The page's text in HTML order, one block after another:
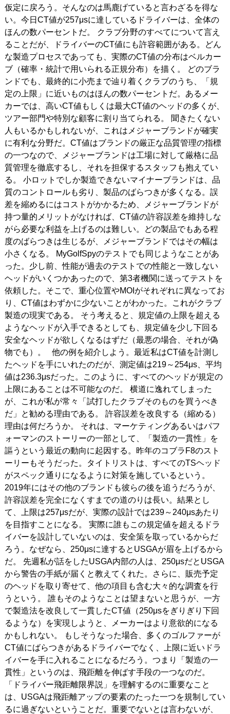
仮定に戻ろう。そんなのは馬鹿げていると言わざるを得な
い。今日CT値が257μsに達しているドライバーは、全体の
ほんの数パーセントだ。 クラブ分野のすべてについて言え
ることだが、ドライバーのCT値にも許容範囲がある。どん
な製造プロセスであっても、実際のCT値の分布はベルカー
ブ（確率・統計で用いられる正規分布）を描く。 どのブラ
ンドでも、最終的に小売まで辿り着くクラブのうち、「規
定の上限」に近いものはほんの数パーセントだ。あるメー
カーでは、高いCT値もしくは最大CT値のヘッドの多くが、
ツアー部門や特別な顧客に割り当てられる。 聞きたくない
人もいるかもしれないが、これはメジャーブランドが確実
に有利な分野だ。CT値はブランドの厳正な品質管理の指標
の一つなので、メジャーブランドは工場に対して厳格に品
質管理を徹底するし、それを担保するスタッフも抱えてい
る。 小ロットでしか製造できないマイナーブランドは、品
質のコントロールも劣り、製品のばらつきが多くなる。誤
差を縮めるにはコストがかかるため、メジャーブランドが
持つ量的メリットがなければ、CT値の許容誤差を維持しな
がら必要な利益を上げるのは難しい。どの製品でもある程
度のばらつきは生じるが、メジャーブランドではその幅は
小さくなる。 MyGolfSpyのテストでも同じようなことがあ
った。少し前、性能が過去のテストでの性能と一致しない
ヘッドがいくつかあったので、第3者機関に送ってテストを
依頼した。そこで、重心位置やMOIがそれぞれに異なってお
り、CT値はわずかに少ないことがわかった。これがクラブ
製造の現実である。 そう考えると、規定値の上限を超える
ようなヘッドが入手できるとしても、規定値を少し下回る
安全なヘッドが欲しくなるはずだ（最悪の場合、それが偽
物でも）。 他の例を紹介しよう。最近私はCT値を計測し
たヘッドを手にいれたのだが、測定値は219～254μs、平均
値は236.3μsだった。このように、すべてのヘッドが規定の
上限にあることは不可能なのだ。 横道に逸れてしまった
が、これが私が常々「試打したクラブそのものを買うべき
だ」と勧める理由である。 許容誤差を改良する（縮める）
理由は何だろうか。 それは、マーケティングあるいはパフ
ォーマンのストーリーの一部として、「製造の一貫性」を
謳うという最近の動向に起因する。昨年のコブラF8のスト
ーリーもそうだった。タイトリストは、すべてのTSヘッド
がスペック通りになるように対策を施しているという。
2019年にはその他のブランドも彼らの後を追うだろうが、
許容誤差を完全になくすまでの道のりは長い。結果とし
て、上限は257μsだが、実際の設計では239～240μsあたり
を目指すことになる。 実際に誰もこの規定値を超えるドラ
イバーを設計していないのは、安全策を取っているからだ
ろう。なぜなら、250μsに達するとUSGAが眉を上げるから
だ。 先週私が話をしたUSGA内部の人は、250μsだとUSGA
から警告の手紙が届くと教えてくれた。さらに、販売予定
のヘッドを取り寄せて、他の項目も含む大々的な調査を行
うという。 誰もそのようなことは望まないと思うが、一方
で製造法を改良して一貫したCT値（250μsをぎりぎり下回
るような）を実現しようと、メーカーはより意欲的になる
かもしれない。 もしそうなった場合、多くのゴルファーが
CT値にばらつきがあるドライバーでなく、上限に近いドラ
イバーを手に入れることになるだろう。つまり「製造の一
貫性」というのは、飛距離を伸ばす手段の一つなのだ。
「ドライバー飛距離限界説」を理解するのに重要なこと
は、USGAは飛距離アップの要素のたった一つを規制してい
るに過ぎないということだ。重要でないとは言わないが、